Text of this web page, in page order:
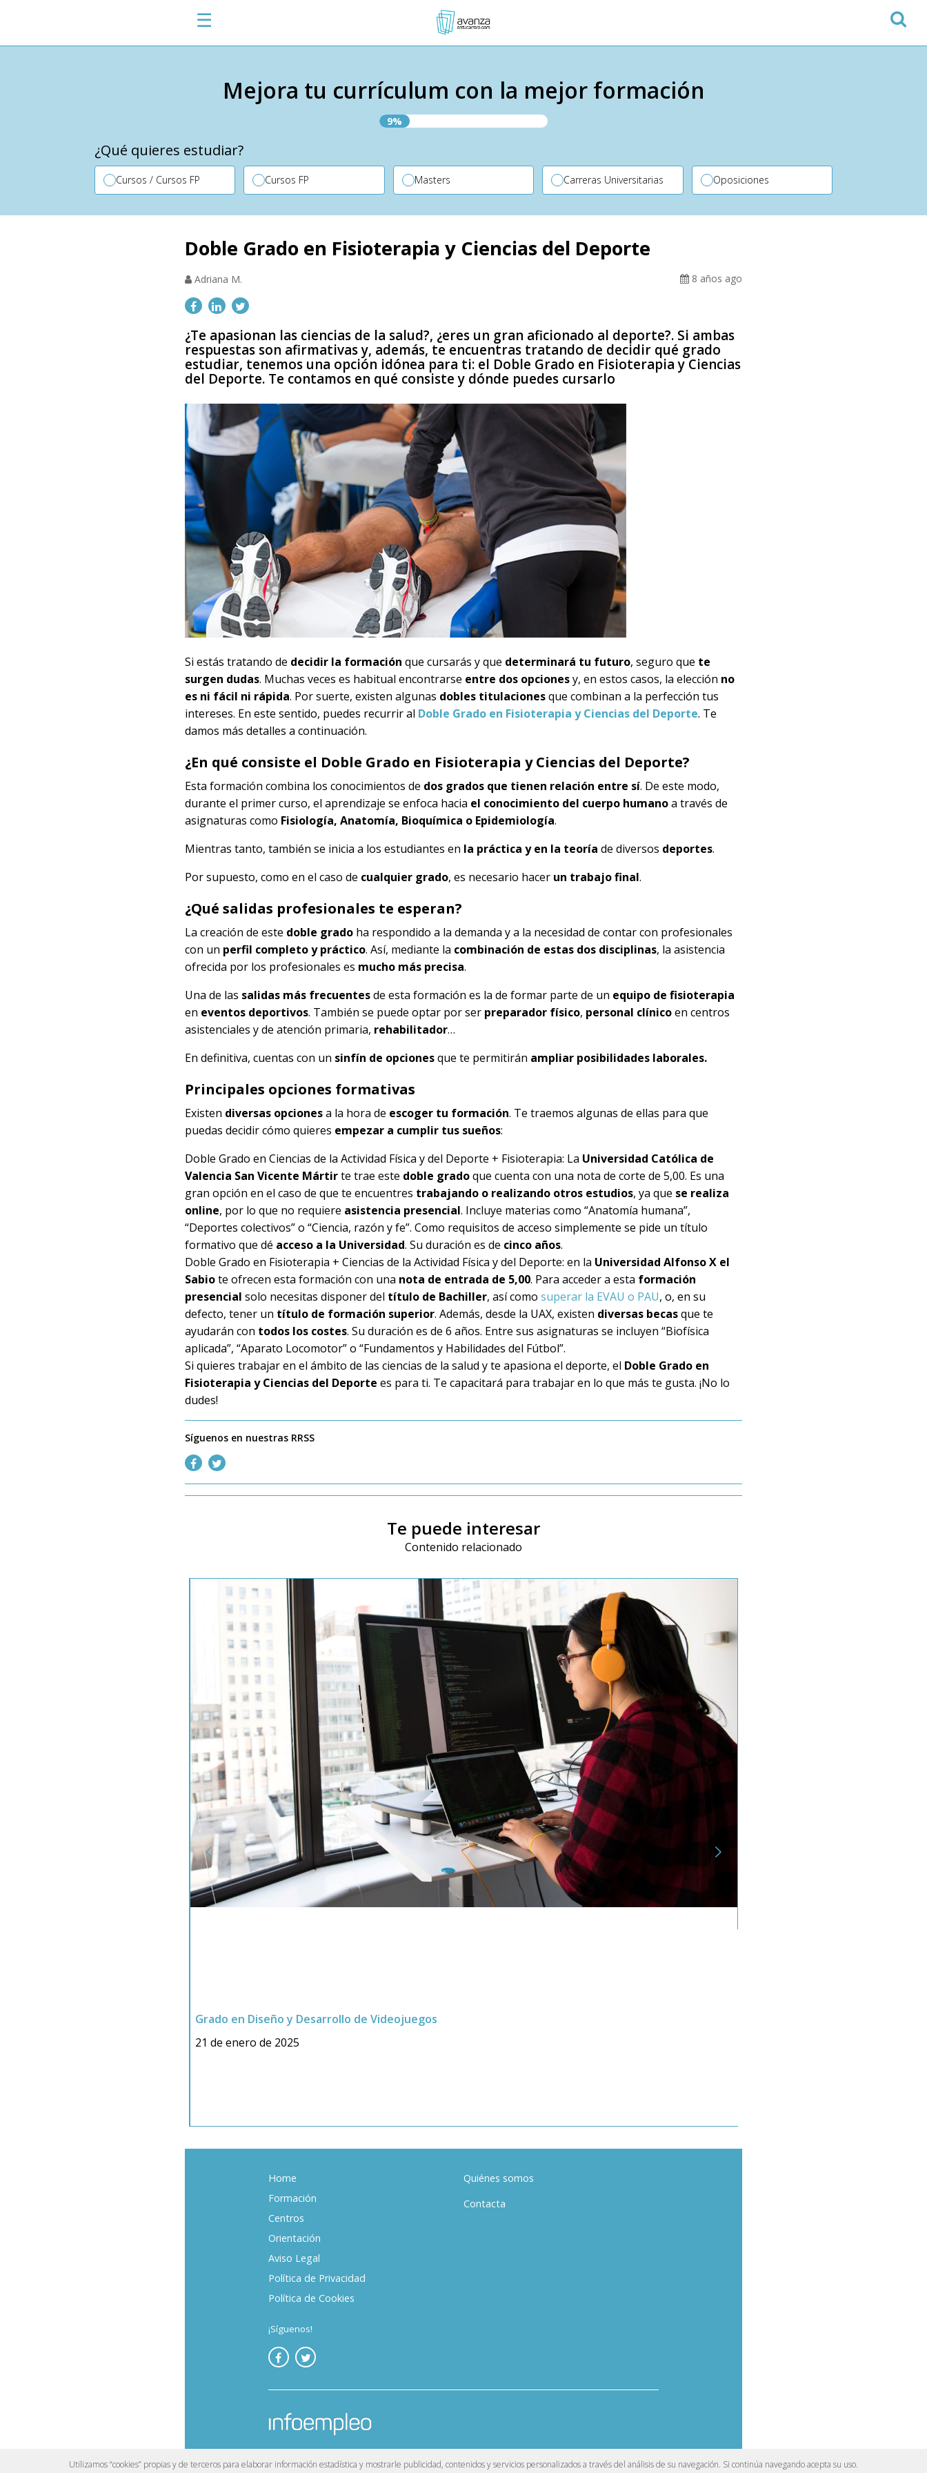
☰
Mejora tu currículum con la mejor formación
9%
¿Qué quieres estudiar?
Cursos / Cursos FP Cursos FP Masters Carreras Universitarias Oposiciones
Doble Grado en Fisioterapia y Ciencias del Deporte
Adriana M. 8 años ago
¿Te apasionan las ciencias de la salud?, ¿eres un gran aficionado al deporte?. Si ambas
respuestas son afirmativas y, además, te encuentras tratando de decidir qué grado
estudiar, tenemos una opción idónea para ti: el Doble Grado en Fisioterapia y Ciencias
del Deporte. Te contamos en qué consiste y dónde puedes cursarlo
Si estás tratando de decidir la formación que cursarás y que determinará tu futuro, seguro que te
surgen dudas. Muchas veces es habitual encontrarse entre dos opcionesy, en estos casos, la elección no
es ni fácil ni rápida. Por suerte, existen algunas dobles titulacionesque combinan a la perfección tus
intereses. En este sentido, puedes recurrir al Doble Grado en Fisioterapia y Ciencias del Deporte. Te
damos más detalles a continuación.
¿En qué consiste el Doble Grado en Fisioterapia y Ciencias del Deporte?
Esta formación combina los conocimientos de dos grados que tienen relación entre sí. De este modo,
durante el primer curso, el aprendizaje se enfoca hacia el conocimiento del cuerpo humanoa través de
asignaturas como Fisiología, Anatomía, Bioquímica o Epidemiología.
Mientras tanto, también se inicia a los estudiantes en la práctica y en la teoría de diversos deportes.
Por supuesto, como en el caso de cualquier grado, es necesario hacer un trabajo final.
¿Qué salidas profesionales te esperan?
La creación de este doble grado ha respondido a la demanda y a la necesidad de contar con profesionales
con un perfil completo y práctico. Así, mediante la combinación de estas dos disciplinas, la asistencia
ofrecida por los profesionales es mucho más precisa.
Una de las salidas más frecuentesde esta formación es la de formar parte de un equipo de fisioterapia
en eventos deportivos. También se puede optar por ser preparador físico, personal clínicoen centros
asistenciales y de atención primaria, rehabilitador…
En definitiva, cuentas con un sinfín de opcionesque te permitirán ampliar posibilidades laborales.
Principales opciones formativas
Existen diversas opcionesa la hora de escoger tu formación. Te traemos algunas de ellas para que
puedas decidir cómo quieres empezar a cumplir tus sueños:
Doble Grado en Ciencias de la Actividad Física y del Deporte + Fisioterapia: La Universidad Católica de
Valencia San Vicente Mártirte trae este doble gradoque cuenta con una nota de corte de 5,00. Es una
gran opción en el caso de que te encuentres trabajando o realizando otros estudios, ya que se realiza
online, por lo que no requiere asistencia presencial. Incluye materias como “Anatomía humana”,
“Deportes colectivos” o “Ciencia, razón y fe”. Como requisitos de acceso simplemente se pide un título
formativo que dé acceso a la Universidad. Su duración es de cinco años.
Doble Grado en Fisioterapia + Ciencias de la Actividad Física y del Deporte: en la Universidad Alfonso X el
Sabiote ofrecen esta formación con una nota de entrada de 5,00. Para acceder a esta formación
presencial solo necesitas disponer del título de Bachiller, así como superar la EVAU o PAU, o, en su
defecto, tener un título de formación superior. Además, desde la UAX, existen diversas becasque te
ayudarán con todos los costes. Su duración es de 6 años. Entre sus asignaturas se incluyen “Biofísica
aplicada”, “Aparato Locomotor” o “Fundamentos y Habilidades del Fútbol”.
Si quieres trabajar en el ámbito de las ciencias de la salud y te apasiona el deporte, el Doble Grado en
Fisioterapia y Ciencias del Deporte es para ti. Te capacitará para trabajar en lo que más te gusta. ¡No lo
dudes!
Síguenos en nuestras RRSS
Te puede interesar
Contenido relacionado
Grado en Diseño y Desarrollo de Videojuegos
21 de enero de 2025
Home
Formación
Centros
Orientación
Aviso Legal
Política de Privacidad
Política de Cookies
Quiénes somos
Contacta
¡Síguenos!
Utilizamos “cookies” propias y de terceros para elaborar información estadística y mostrarle publicidad, contenidos y servicios personalizados a través del análisis de su navegación. Si continúa navegando acepta su uso.